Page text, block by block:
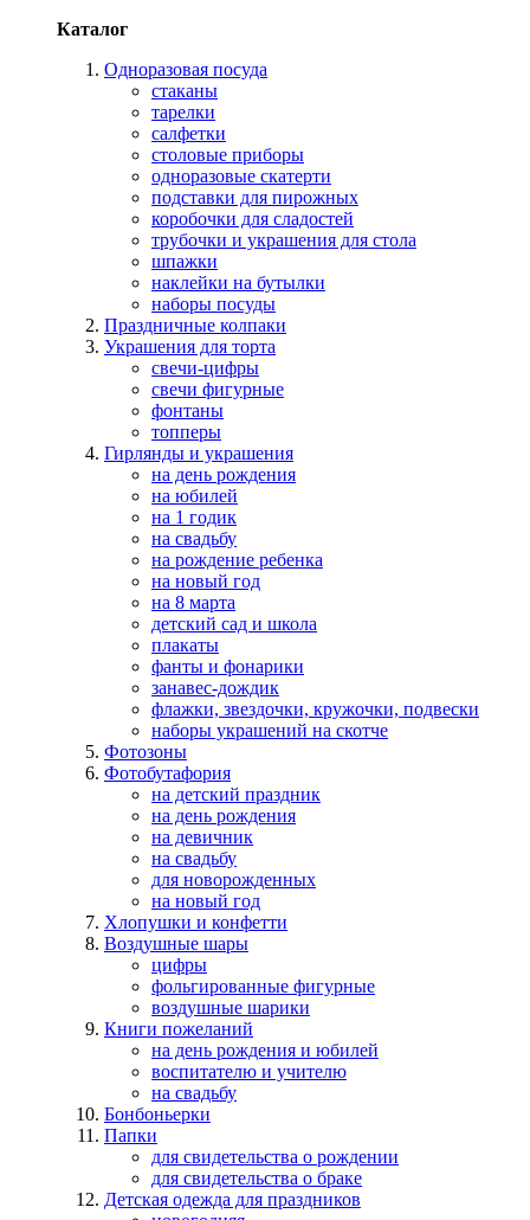
Каталог
Одноразовая посуда
стаканы
тарелки
салфетки
столовые приборы
одноразовые скатерти
подставки для пирожных
коробочки для сладостей
трубочки и украшения для стола
шпажки
наклейки на бутылки
наборы посуды
Праздничные колпаки
Украшения для торта
свечи-цифры
свечи фигурные
фонтаны
топперы
Гирлянды и украшения
на день рождения
на юбилей
на 1 годик
на свадьбу
на рождение ребенка
на новый год
на 8 марта
детский сад и школа
плакаты
фанты и фонарики
занавес-дождик
флажки, звездочки, кружочки, подвески
наборы украшений на скотче
Фотозоны
Фотобутафория
на детский праздник
на день рождения
на девичник
на свадьбу
для новорожденных
на новый год
Хлопушки и конфетти
Воздушные шары
цифры
фольгированные фигурные
воздушные шарики
Книги пожеланий
на день рождения и юбилей
воспитателю и учителю
на свадьбу
Бонбоньерки
Папки
для свидетельства о рождении
для свидетельства о браке
Детская одежда для праздников